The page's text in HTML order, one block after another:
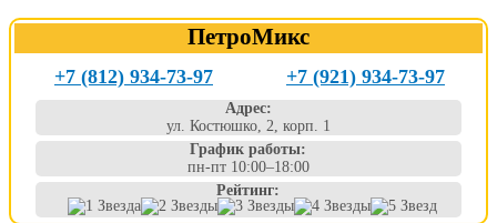
ПетроМикс
+7 (812) 934-73-97 +7 (921) 934-73-97
Адрес:
ул. Костюшко, 2, корп. 1
График работы:
пн-пт 10:00–18:00
Рейтинг: